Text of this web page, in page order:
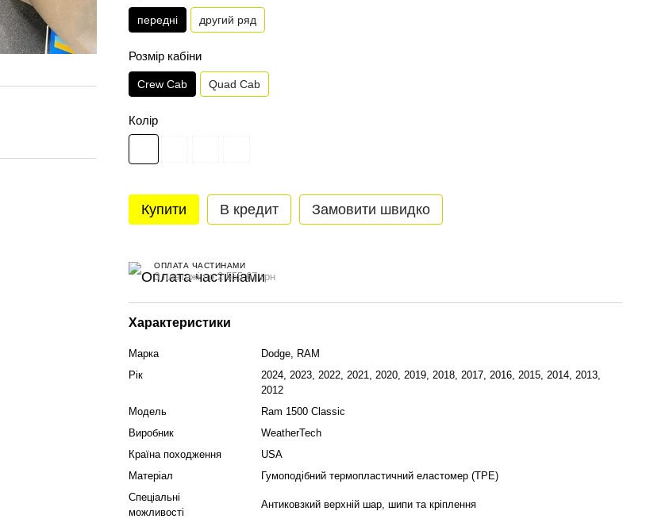
передні другий ряд
Розмір кабіни
Crew Cab Quad Cab
Колір
Купити В кредит Замовити швидко
ОПЛАТА ЧАСТИНАМИ
3 платежі по 2 555.67 грн
Характеристики
Марка
Dodge, RAM
Рік
2024, 2023, 2022, 2021, 2020, 2019, 2018, 2017, 2016, 2015, 2014, 2013,
2012
Модель
Ram 1500 Classic
Виробник
WeatherTech
Країна походження
USA
Матеріал
Гумоподібний термопластичний еластомер (TРE)
Спеціальні
можливості
Антиковзкий верхній шар, шипи та кріплення